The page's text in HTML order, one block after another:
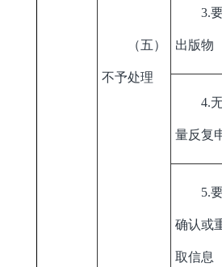
（五）
不予处理
3.
出版物
4.
量反复
5.
确认或
取信息